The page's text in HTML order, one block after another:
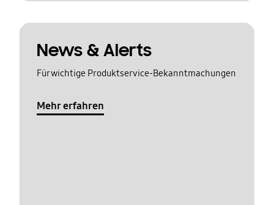
News & Alerts
Für wichtige Produktservice-Bekanntmachungen
Mehr erfahren